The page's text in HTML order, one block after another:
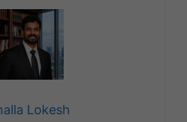
Lokesh